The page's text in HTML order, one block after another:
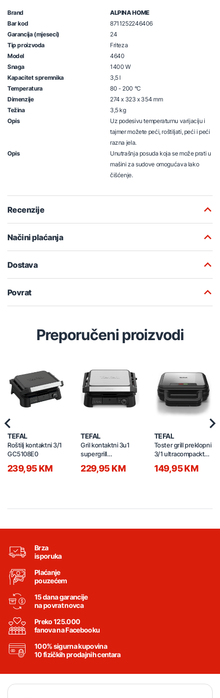
Brand
ALPINA HOME
Bar kod
8711252246406
Garancija (mjeseci)
24
Tip proizvoda
Friteza
Model
4640
Snaga
1400 W
Kapacitet spremnika
3,5 l
Temperatura
80 - 200 °C
Dimenzije
274 x 323 x 354 mm
Težina
3,5 kg
Opis
Uz podesivu temperaturnu varijaciju i
tajmer možete peći, roštiljati, peći i peći
razna jela.
Opis
Unutrašnja posuda koja se može prati u
mašini za sudove omogućava lako
čišćenje.
Recenzije
Načini plaćanja
Dostava
Povrat
Preporučeni proizvodi
TEFAL
Roštilj kontaktni 3/1
GC5108E0
239,95 KM
TEFAL
Gril kontaktni 3u1
supergrill
229,95 KM
TEFAL
Toster grill preklopni
3/1 ultracompackt
149,95 KM
Previous
Brza
isporuka
Plaćanje
pouzećem
15 dana garancije
na povrat novca
Preko 125.000
fanova na Facebooku
100% sigurna kupovina
10 fizičkih prodajnih centara